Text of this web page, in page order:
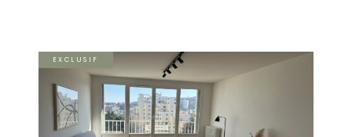
EXCLUSIF
VOIR LE BIEN